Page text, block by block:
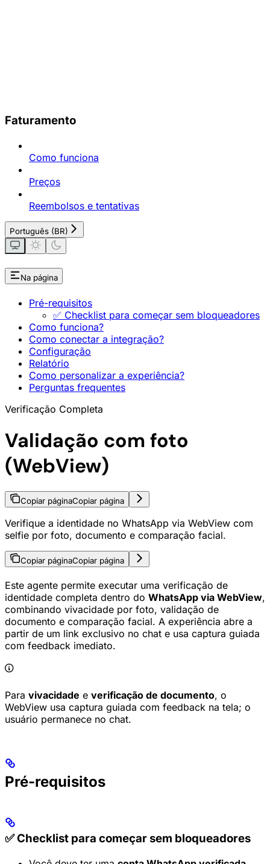
Faturamento
Como funciona
Preços
Reembolsos e tentativas
Português (BR)
Na página
Pré-requisitos
✅ Checklist para começar sem bloqueadores
Como funciona?
Como conectar a integração?
Configuração
Relatório
Como personalizar a experiência?
Perguntas frequentes
Verificação Completa
Validação com foto
(WebView)
Copiar páginaCopiar página
Verifique a identidade no WhatsApp via WebView com
selfie por foto, documento e comparação facial.
Copiar páginaCopiar página
Este agente permite executar uma verificação de
identidade completa dentro do WhatsApp via WebView,
combinando vivacidade por foto, validação de
documento e comparação facial. A experiência abre a
partir de um link exclusivo no chat e usa captura guiada
com feedback imediato.
Para vivacidade e verificação de documento, o
WebView usa captura guiada com feedback na tela; o
usuário permanece no chat.
Pré-requisitos
✅ Checklist para começar sem bloqueadores